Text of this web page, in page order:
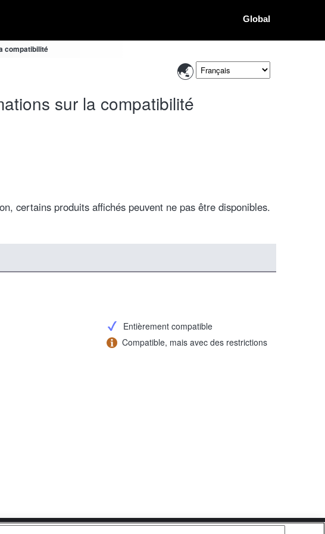
Global
compatibilité
sur la compatibilité
certains produits affichés peuvent ne pas être disponibles.
Entièrement compatible
Compatible, mais avec des restrictions